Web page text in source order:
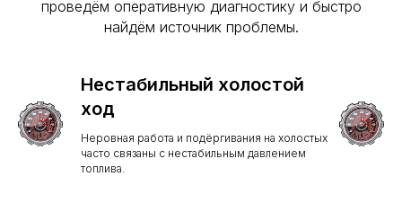
проведём оперативную диагностику и быстро
найдём источник проблемы.
Нестабильный холостой
ход
Неровная работа и подёргивания на холостых
часто связаны с нестабильным давлением
топлива.